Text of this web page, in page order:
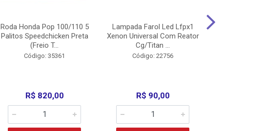
Roda Honda Pop 100/110 5
Palitos Speedchicken Preta
(Freio T...
Código: 35361
R$ 820,00
Lampada Farol Led Lfpx1
Xenon Universal Com Reator
Cg/Titan ...
Código: 22756
R$ 90,00